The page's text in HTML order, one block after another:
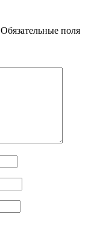
Обязательные поля